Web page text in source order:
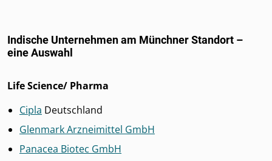
Indische Unternehmen am Münchner Standort –
eine Auswahl
Life Science/ Pharma
Cipla Deutschland
Glenmark Arzneimittel GmbH
Panacea Biotec GmbH